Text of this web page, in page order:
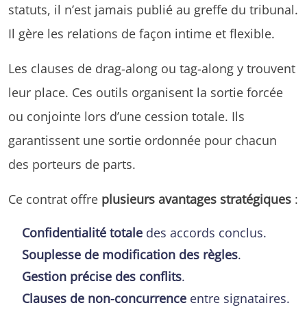
statuts, il n’est jamais publié au greffe du tribunal.
Il gère les relations de façon intime et flexible.
Les clauses de drag-along ou tag-along y trouvent
leur place. Ces outils organisent la sortie forcée
ou conjointe lors d’une cession totale. Ils
garantissent une sortie ordonnée pour chacun
des porteurs de parts.
Ce contrat offre plusieurs avantages stratégiques :
Confidentialité totale des accords conclus.
Souplesse de modification des règles.
Gestion précise des conflits.
Clauses de non-concurrence entre signataires.